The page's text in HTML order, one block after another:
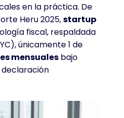
en la práctica. De
Heru 2025,startup
fiscal, respaldada
únicamente 1 de
mensuales bajo
declaración